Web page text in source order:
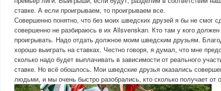
ставке. А если проигрываем, то проигрываем все.
Совершенно понятно, что без моих шведских друзей я бы не смог
совершенно не разбираюсь в их Allsvenskan. Кто там у кого должен
проигрывать. Надо отдать должное моим шведским друзьям.
хорошо выиграть на ставках. Честно говоря, я думал, что мне
сколько надо будет выплачивать в зависимости от реального
ставке. Но всё обошлось. Мои шведские друзья оказались
людьми, и мы очень быстро разобрались, кто сколько получает от